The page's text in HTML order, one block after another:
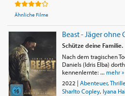
Ähnliche Filme
Beast - Jäger ohne
Schütze deine Familie.
Nach dem tragischen
Daniels (Idris Elba)
kennenlernte: ... mehr »
2022 | Abenteuer,
Sharlto Copley, Iyana